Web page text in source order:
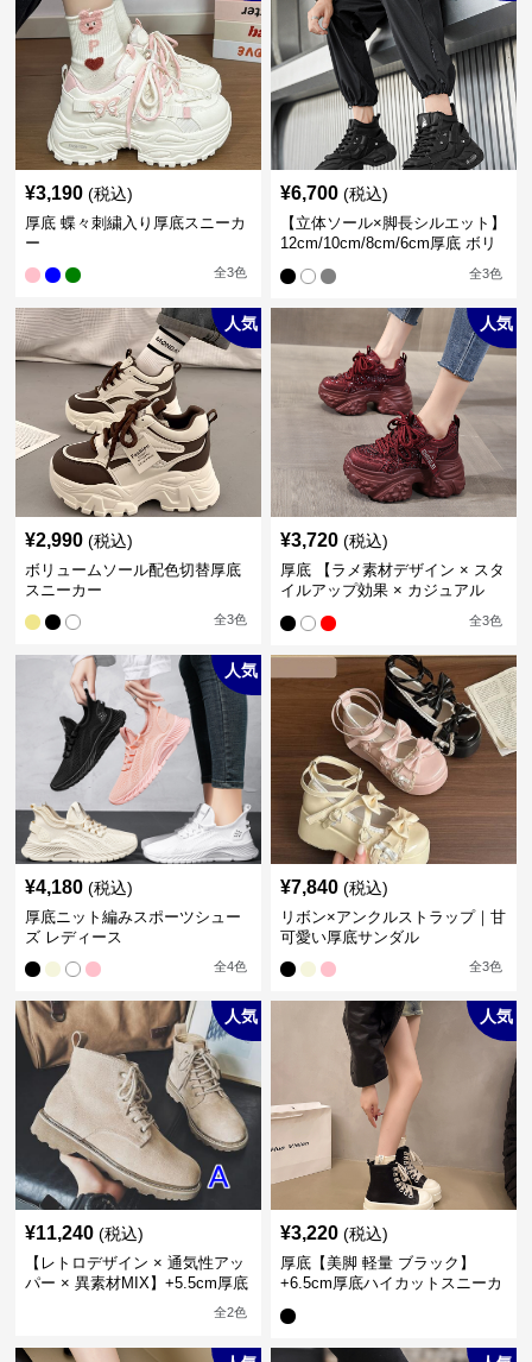
¥3,190 (税込)
厚底 蝶々刺繍入り厚底スニーカ
ー
全3色
¥6,700 (税込)
【立体ソール×脚長シルエット】
12cm/10cm/8cm/6cm厚底 ボリ
ュームソール立体設計ハイカッ
トスニーカー｜スニーカー・ハ
イカット
全3色
人気
¥2,990 (税込)
ボリュームソール配色切替厚底
スニーカー
全3色
人気
¥3,720 (税込)
厚底 【ラメ素材デザイン × スタ
イルアップ効果 × カジュアル
系】厚底デザインスニーカー
全3色
人気
¥4,180 (税込)
厚底ニット編みスポーツシュー
ズ レディース
全4色
¥7,840 (税込)
リボン×アンクルストラップ｜甘
可愛い厚底サンダル
全3色
人気
¥11,240 (税込)
【レトロデザイン × 通気性アッ
パー × 異素材MIX】+5.5cm厚底
全2色
人気
¥3,220 (税込)
厚底【美脚 軽量 ブラック】
+6.5cm厚底ハイカットスニーカ